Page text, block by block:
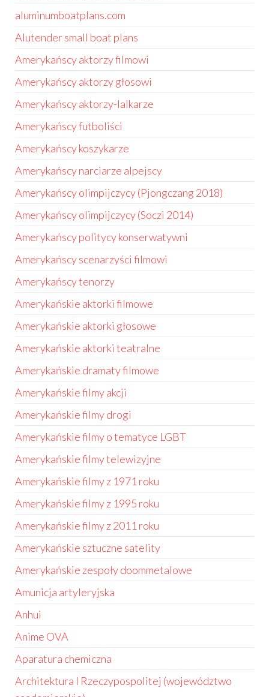
aluminumboatplans.com
Alutender small boat plans
Amerykańscy aktorzy filmowi
Amerykańscy aktorzy głosowi
Amerykańscy aktorzy-lalkarze
Amerykańscy futboliści
Amerykańscy koszykarze
Amerykańscy narciarze alpejscy
Amerykańscy olimpijczycy (Pjongczang 2018)
Amerykańscy olimpijczycy (Soczi 2014)
Amerykańscy politycy konserwatywni
Amerykańscy scenarzyści filmowi
Amerykańscy tenorzy
Amerykańskie aktorki filmowe
Amerykańskie aktorki głosowe
Amerykańskie aktorki teatralne
Amerykańskie dramaty filmowe
Amerykańskie filmy akcji
Amerykańskie filmy drogi
Amerykańskie filmy o tematyce LGBT
Amerykańskie filmy telewizyjne
Amerykańskie filmy z 1971 roku
Amerykańskie filmy z 1995 roku
Amerykańskie filmy z 2011 roku
Amerykańskie sztuczne satelity
Amerykańskie zespoły doommetalowe
Amunicja artyleryjska
Anhui
Anime OVA
Aparatura chemiczna
Architektura I Rzeczypospolitej (województwo